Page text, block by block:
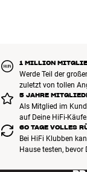
1 MILLION
Werde Teil der
zuletzt von tollen
5 JAHRE
Als Mitglied im
auf Deine HiFi-Käufe.
60 TAGE VOLLES
Bei HiFi Klubben
Hause testen, bevor